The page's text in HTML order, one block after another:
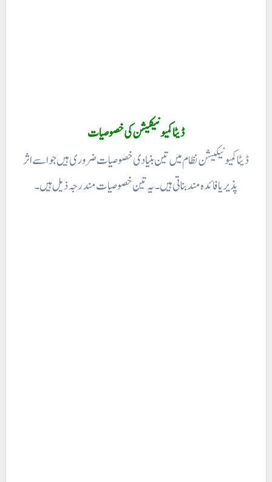
ڈیٹا کمیونیکیشن کی خصوصیات
ڈیٹا کمیونیکیشن نظام میں تین بنیادی خصوصیات ضروری ہیں جو اسے اثر
پذیر یا فائدہ مند بناتی ہیں۔ یہ تین خصوصیات مندرجہ ذیل ہیں۔